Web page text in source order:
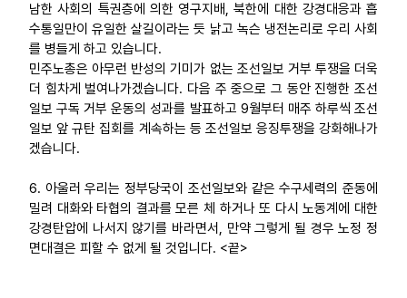
남한 사회의 특권층에 의한 영구지배, 북한에 대한 강경대응과 흡
수통일만이 유일한 살길이라는 듯 낡고 녹슨 냉전논리로 우리 사회
를 병들게 하고 있습니다.
민주노총은 아무런 반성의 기미가 없는 조선일보 거부 투쟁을 더욱
더 힘차게 벌여나가겠습니다. 다음 주 중으로 그 동안 진행한 조선
일보 구독 거부 운동의 성과를 발표하고 9월부터 매주 하루씩 조선
일보 앞 규탄 집회를 계속하는 등 조선일보 응징투쟁을 강화해나가
겠습니다.
6. 아울러 우리는 정부당국이 조선일보와 같은 수구세력의 준동에
밀려 대화와 타협의 결과를 모른 체 하거나 또 다시 노동계에 대한
강경탄압에 나서지 않기를 바라면서, 만약 그렇게 될 경우 노정 정
면대결은 피할 수 없게 될 것입니다. <끝>